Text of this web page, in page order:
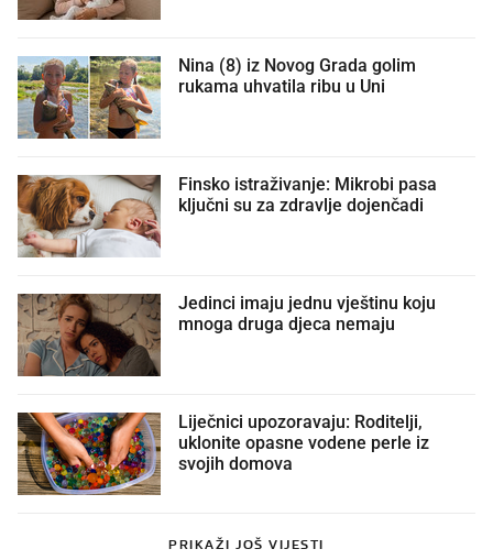
Nina (8) iz Novog Grada golim
rukama uhvatila ribu u Uni
Finsko istraživanje: Mikrobi pasa
ključni su za zdravlje dojenčadi
Jedinci imaju jednu vještinu koju
mnoga druga djeca nemaju
Liječnici upozoravaju: Roditelji,
uklonite opasne vodene perle iz
svojih domova
PRIKAŽI JOŠ VIJESTI